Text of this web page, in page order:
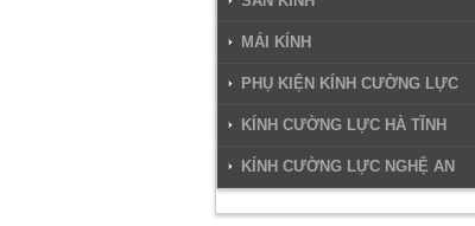
MÁI KÍNH
PHỤ KIỆN KÍNH CƯỜNG LỰC
KÍNH CƯỜNG LỰC HÀ TĨNH
KÍNH CƯỜNG LỰC NGHỆ AN